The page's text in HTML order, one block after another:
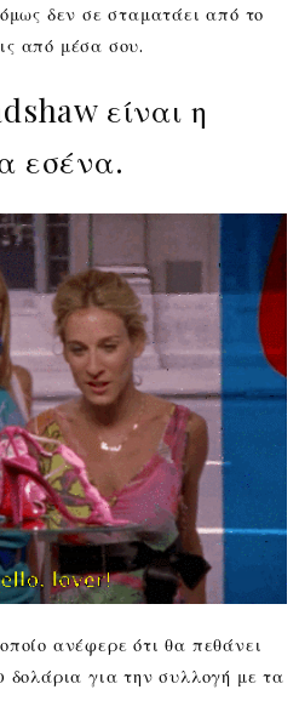
δεν σε σταματάει από το
από μέσα σου.
είναι η
εσένα.
ανέφερε ότι θα πεθάνει
δολάρια για την συλλογή με τα